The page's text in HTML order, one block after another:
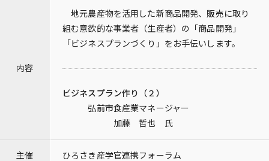
内容
地元農産物を活用した新商品開発、販売に取り
組む意欲的な事業者（生産者）の「商品開発」
「ビジネスプランづくり」をお手伝いします。
ビジネスプラン作り（２）
弘前市食産業マネージャー
加藤 哲也 氏
主催 ひろさき産学官連携フォーラム